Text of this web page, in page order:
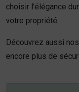
choisir l'élégance
votre propriété.
Découvrez aussi nos
encore plus de